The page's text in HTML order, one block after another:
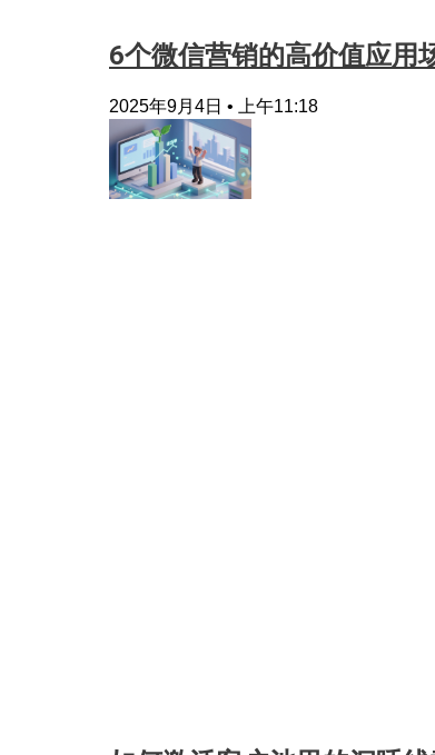
6个微信营销的高价值应用
2025年9月4日 上午11:18